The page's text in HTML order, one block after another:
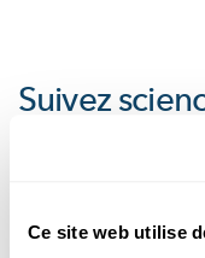
Ce site web utilise
Suivez
refusé les